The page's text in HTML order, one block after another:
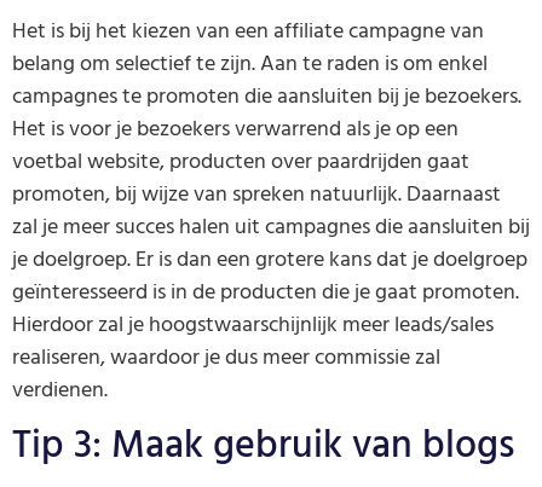
Het is bij het kiezen van een affiliate campagne van
belang om selectief te zijn. Aan te raden is om enkel
campagnes te promoten die aansluiten bij je bezoekers.
Het is voor je bezoekers verwarrend als je op een
voetbal website, producten over paardrijden gaat
promoten, bij wijze van spreken natuurlijk. Daarnaast
zal je meer succes halen uit campagnes die aansluiten bij
je doelgroep. Er is dan een grotere kans dat je doelgroep
geïnteresseerd is in de producten die je gaat promoten.
Hierdoor zal je hoogstwaarschijnlijk meer leads/sales
realiseren, waardoor je dus meer commissie zal
verdienen.
Tip 3: Maak gebruik van blogs